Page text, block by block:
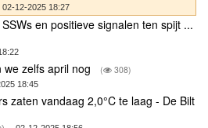
02-12-2025 18:27
en positieve signalen ten spijt ...
zelfs april nog ( 308)
18:45
zaten vandaag 2,0°C te laag - De Bilt